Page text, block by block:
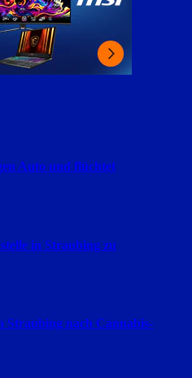
Auto und flüchtet
in Straubing zu
nach Cannabis-